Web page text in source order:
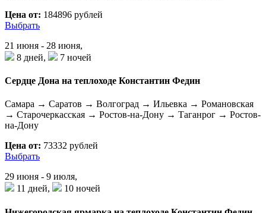
Цена от: 184896 рублей
Выбрать
21 июня - 28 июня,
8 дней,
7 ночей
Сердце Дона на теплоходе Константин Федин
Самара → Саратов → Волгоград → Ильевка → Романовская
→ Старочеркасская → Ростов-на-Дону → Таганрог → Ростов-
на-Дону
Цена от: 73332 рублей
Выбрать
29 июня - 9 июля,
11 дней,
10 ночей